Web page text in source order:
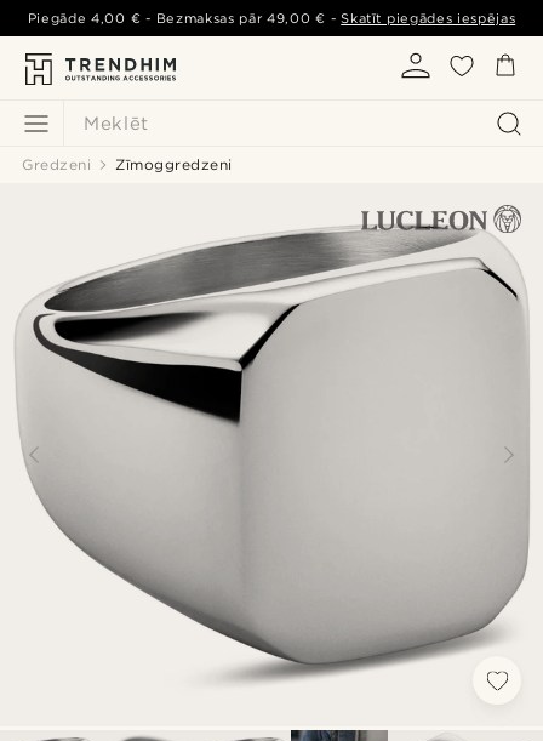
Meklēt
Piegāde4,00 € - Bezmaksas pār49,00 € -Skatīt piegādes iespējas
Gredzeni Zīmoggredzeni